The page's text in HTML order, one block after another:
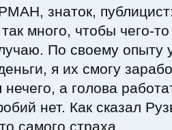
знаток,
много, чтобы чего-
По своему опыту
я их смогу
нечего, а голова
нет. Как сказал
самого страха.